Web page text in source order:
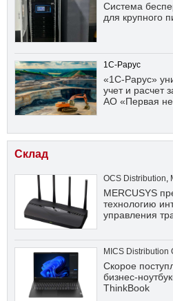
Система
для крупного
1С-Рарус
«1С-Рарус»
учет и расчет
АО «Первая
Склад
OCS Distribution,
MERCUSYS
технологию
управления
MICS Distribution
Скорое
бизнес-
ThinkBook